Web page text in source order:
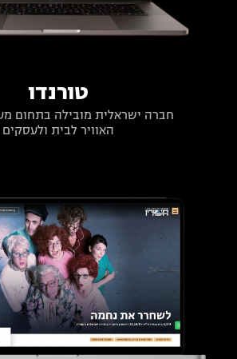
טורנדו
חברה ישראלית מובילה בתחום
האוויר לבית ולעסקים